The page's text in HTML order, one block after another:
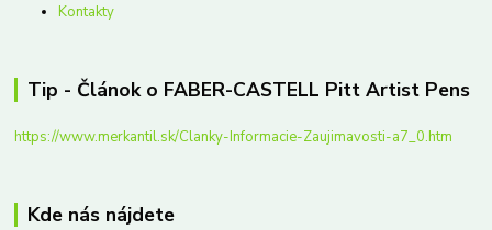
Kontakty
Tip - Článok o FABER-CASTELL Pitt Artist Pens
https://www.merkantil.sk/Clanky-Informacie-Zaujimavosti-a7_0.htm
Kde nás nájdete